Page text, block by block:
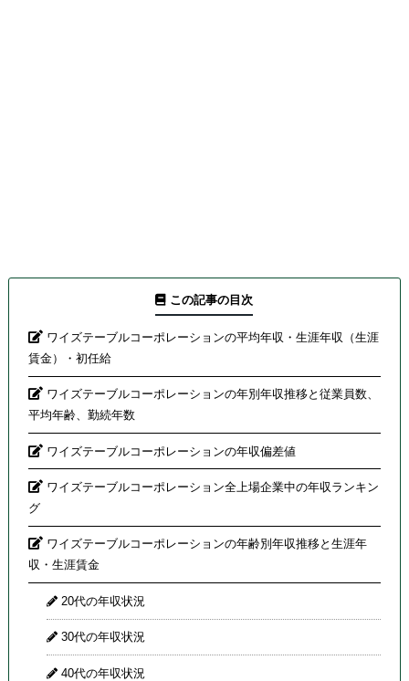
この記事の目次
ワイズテーブルコーポレーションの平均年収・生涯年収（生涯
賃金）・初任給
ワイズテーブルコーポレーションの年別年収推移と従業員数、
平均年齢、勤続年数
ワイズテーブルコーポレーションの年収偏差値
ワイズテーブルコーポレーション全上場企業中の年収ランキン
グ
ワイズテーブルコーポレーションの年齢別年収推移と生涯年
収・生涯賃金
20代の年収状況
30代の年収状況
40代の年収状況